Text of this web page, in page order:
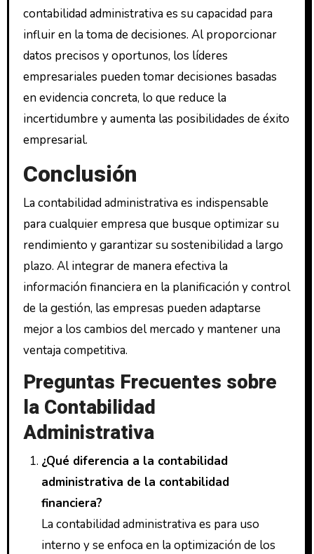
contabilidad administrativa es su capacidad para
influir en la toma de decisiones. Al proporcionar
datos precisos y oportunos, los líderes
empresariales pueden tomar decisiones basadas
en evidencia concreta, lo que reduce la
incertidumbre y aumenta las posibilidades de éxito
empresarial.
Conclusión
La contabilidad administrativa es indispensable
para cualquier empresa que busque optimizar su
rendimiento y garantizar su sostenibilidad a largo
plazo. Al integrar de manera efectiva la
información financiera en la planificación y control
de la gestión, las empresas pueden adaptarse
mejor a los cambios del mercado y mantener una
ventaja competitiva.
Preguntas Frecuentes sobre
la Contabilidad
Administrativa
¿Qué diferencia a la contabilidad
administrativa de la contabilidad
financiera?
La contabilidad administrativa es para uso
interno y se enfoca en la optimización de los